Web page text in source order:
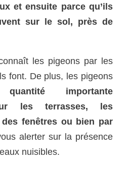
et ensuite parce qu’ils
sur le sol, près de
les pigeons par les
font. De plus, les pigeons
importante
les terrasses, les
fenêtres ou bien par
alerter sur la présence
nuisibles.